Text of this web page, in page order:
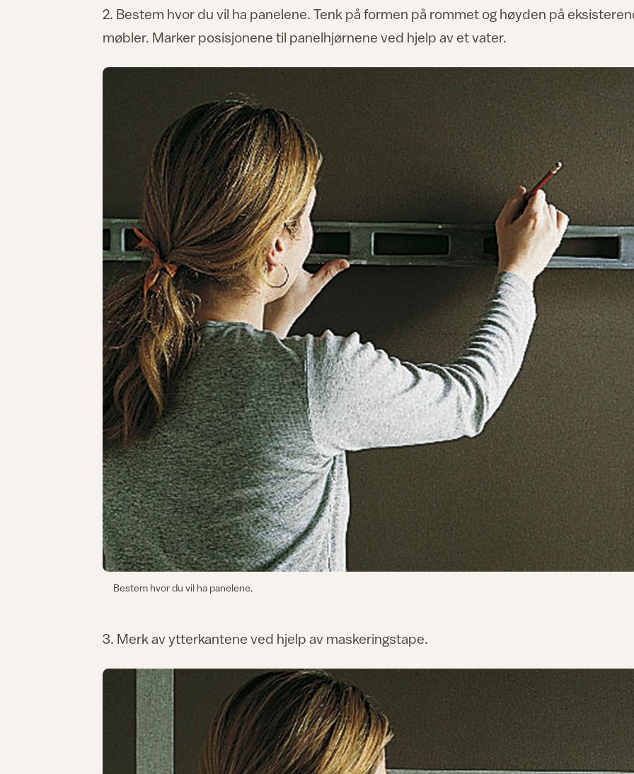
2. Bestem hvor du vil ha panelene. Tenk på formen på rommet og høyden på
møbler. Marker posisjonene til panelhjørnene ved hjelp av et vater.
Bestem hvor du vil ha panelene.
3. Merk av ytterkantene ved hjelp av maskeringstape.